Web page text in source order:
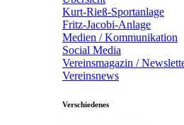
Kurt-Rieß-Sportanlage
Fritz-Jacobi-Anlage
Medien / Kommunikation
Social Media
Vereinsmagazin /
Vereinsnews
Verschiedenes